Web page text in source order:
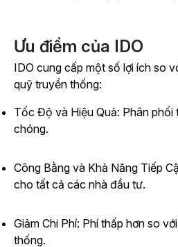
Ưu điểm của IDO
IDO cung cấp một số lợi ích so
quỹ truyền thống:
Tốc Độ và Hiệu Quả: Phân phối
chóng.
Công Bằng và Khả Năng Tiếp
cho tất cả các nhà đầu tư.
Giảm Chi Phí: Phí thấp hơn so
thống.